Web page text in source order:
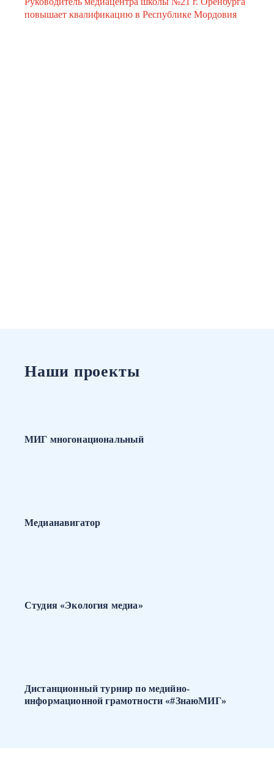
повышает квалификацию в Республике Мордовия
Наши проекты
МИГ многонациональный
Медианавигатор
Студия «Экология медиа»
Дистанционный турнир по медийно-
информационной грамотности «#ЗнаюМИГ»